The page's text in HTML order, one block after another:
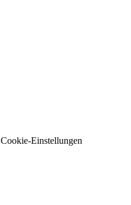
Cookie-Einstellungen